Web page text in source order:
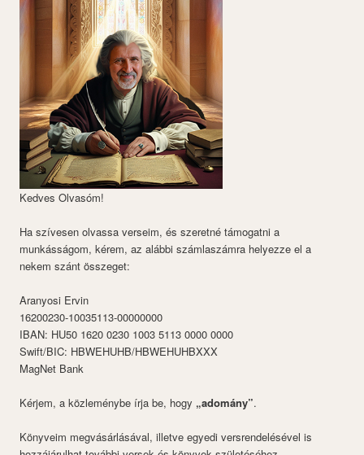
Kedves Olvasóm!
Ha szívesen olvassa verseim, és szeretné támogatni a
munkásságom, kérem, az alábbi számlaszámra helyezze el a
nekem szánt összeget:
Aranyosi Ervin
16200230-10035113-00000000
IBAN: HU50 1620 0230 1003 5113 0000 0000
Swift/BIC: HBWEHUHB/HBWEHUHBXXX
MagNet Bank
Kérjem, a közleménybe írja be, hogy „adomány”.
Könyveim megvásárlásával, illetve egyedi versrendelésével is